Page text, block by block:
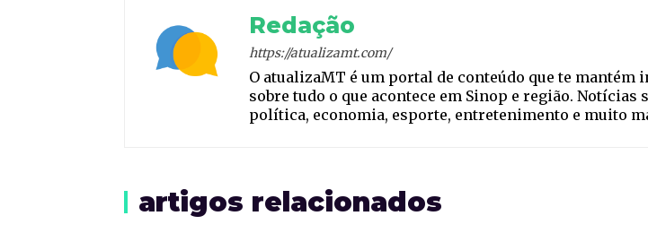
Redação
https://atualizamt.com/
O atualizaMT é um portal de conteúdo que te mantém
sobre tudo o que acontece em Sinop e região. Notícias
política, economia, esporte, entretenimento e muito
artigos relacionados